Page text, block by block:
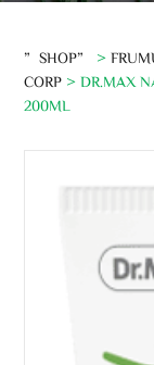
”SHOP” >
CORP > DR.MAX
200ML